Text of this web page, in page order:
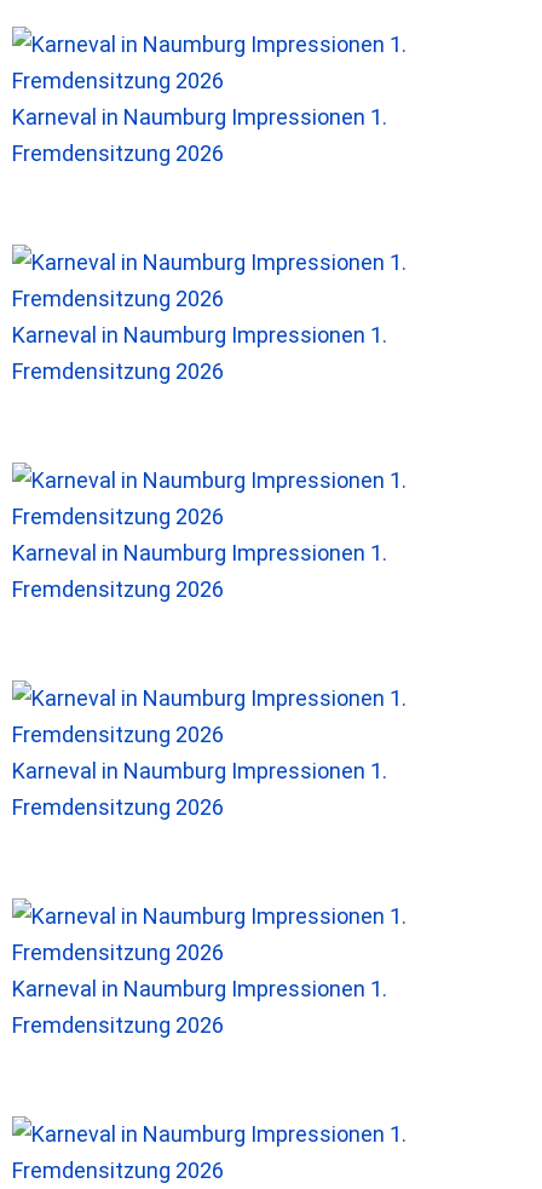
Karneval in Naumburg Impressionen 1.
Fremdensitzung 2026
Karneval in Naumburg Impressionen 1.
Fremdensitzung 2026
Karneval in Naumburg Impressionen 1.
Fremdensitzung 2026
Karneval in Naumburg Impressionen 1.
Fremdensitzung 2026
Karneval in Naumburg Impressionen 1.
Fremdensitzung 2026